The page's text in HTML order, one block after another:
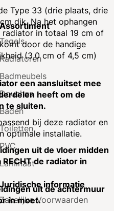
Type 33 (drie plaats, drie
dik. Na het ophangen
in totaal 19 cm of
door de handige
(3,0 cm of 4,5 cm)
een aansluitset mee
heeft om de
te sluiten.
bij deze radiator en
optimale installatie.
uit de vloer midden
de radiator in
uit de achtermuur
in moet.
Assortiment
Tegels
Radiatoren
Badmeubels
Douches
Baden
Toiletten
PVC
Laminaat
Juridische informatie
Zakelijke Voorwaarden